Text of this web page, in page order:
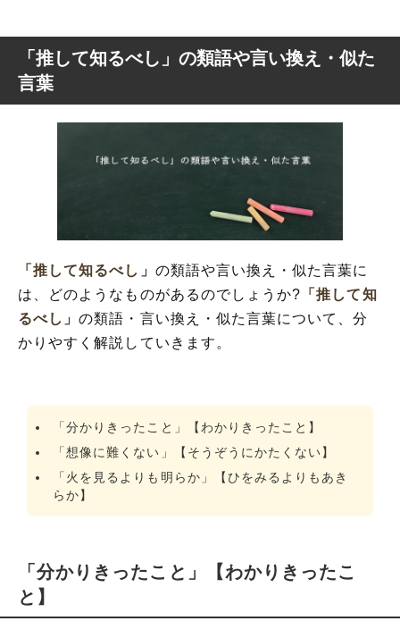
「推して知るべし」の類語や言い換え・似た
言葉
「推して知るべし」 の類語や言い換え・似た言葉に
は、どのようなものがあるのでしょうか? 「推して知
るべし」の類語・言い換え・似た言葉について、分
かりやすく解説していきます。
「分かりきったこと」【わかりきったこと】
「想像に難くない」【そうぞうにかたくない】
「火を見るよりも明らか」【ひをみるよりもあき
らか】
「分かりきったこと」【わかりきったこ
と】